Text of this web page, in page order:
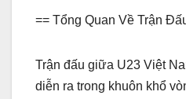
== Tổng Quan Về Trận
Trận đấu giữa U23 Việt
diễn ra trong khuôn khổ